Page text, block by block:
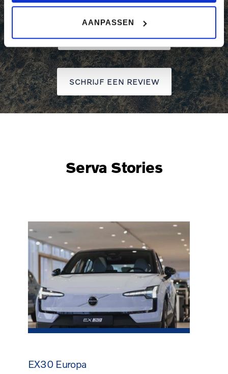
AANPASSEN
LEES ONZE REVIEWS
SCHRIJF EEN REVIEW
Serva Stories
EX30 Europa